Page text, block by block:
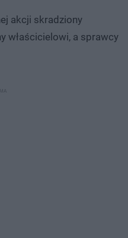
akcji skradziony
właścicielowi, a sprawcy